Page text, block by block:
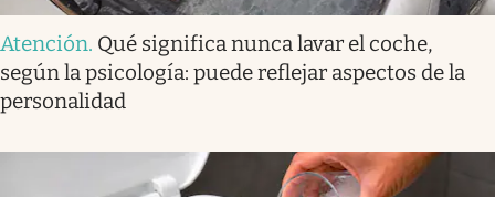
Atención. Qué significa nunca lavar el coche,
según la psicología: puede reflejar aspectos de la
personalidad